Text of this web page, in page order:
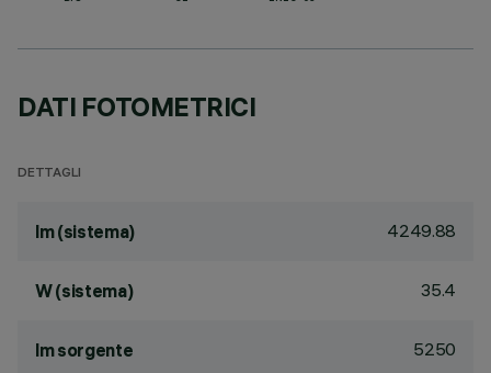
DATI FOTOMETRICI
DETTAGLI
lm (sistema) 4249.88
W (sistema) 35.4
lm sorgente 5250